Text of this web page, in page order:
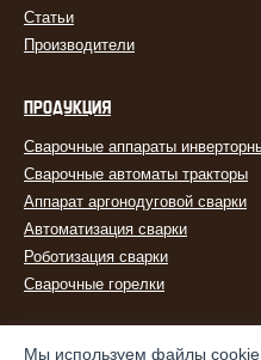
Статьи
Производители
ПРОДУКЦИЯ
Сварочные аппараты
Сварочные автоматы тракторы
Аппарат аргонодуговой сварки
Автоматизация сварки
Роботизация сварки
Сварочные горелки
Мы используем файлы cookie